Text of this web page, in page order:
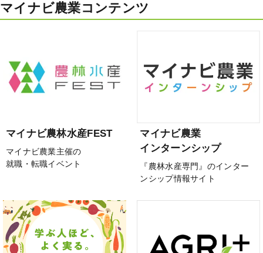
マイナビ農業コンテンツ
マイナビ農林水産FEST
マイナビ農業主催の
就職・転職イベント
マイナビ農業
インターンシップ
『農林水産専門』のインター
ンシップ情報サイト